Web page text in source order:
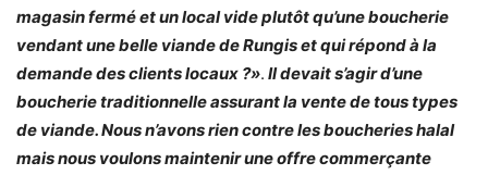
magasin fermé et un local vide plutôt qu’une boucherie
vendant une belle viande de Rungis et qui répond à la
demande des clients locaux ?». Il devait s’agir d’une
boucherie traditionnelle assurant la vente de tous types
de viande. Nous n’avons rien contre les boucheries halal
mais nous voulons maintenir une offre commerçante